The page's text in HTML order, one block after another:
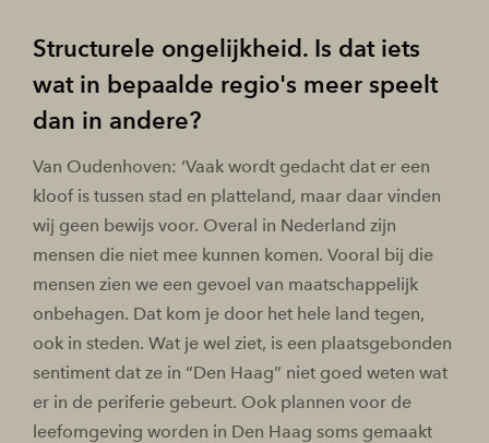
Structurele ongelijkheid. Is dat iets
wat in bepaalde regio's meer speelt
dan in andere?
Van Oudenhoven: ‘Vaak wordt gedacht dat er een
kloof is tussen stad en platteland, maar daar vinden
wij geen bewijs voor. Overal in Nederland zijn
mensen die niet mee kunnen komen. Vooral bij die
mensen zien we een gevoel van maatschappelijk
onbehagen. Dat kom je door het hele land tegen,
ook in steden. Wat je wel ziet, is een plaatsgebonden
sentiment dat ze in “Den Haag” niet goed weten wat
er in de periferie gebeurt. Ook plannen voor de
leefomgeving worden in Den Haag soms gemaakt